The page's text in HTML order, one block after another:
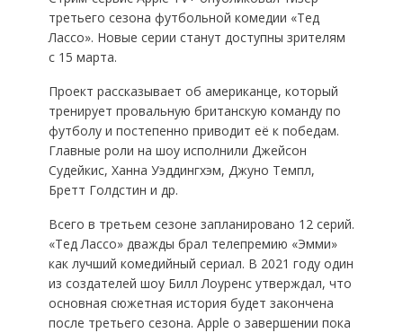
третьего сезона футбольной комедии «Тед
Лассо». Новые серии станут доступны зрителям
с 15 марта.
Проект рассказывает об американце, который
тренирует провальную британскую команду по
футболу и постепенно приводит её к победам.
Главные роли на шоу исполнили Джейсон
Судейкис, Ханна Уэддингхэм, Джуно Темпл,
Бретт Голдстин и др.
Всего в третьем сезоне запланировано 12 серий.
«Тед Лассо» дважды брал телепремию «Эмми»
как лучший комедийный сериал. В 2021 году один
из создателей шоу Билл Лоуренс утверждал, что
основная сюжетная история будет закончена
после третьего сезона. Apple о завершении пока